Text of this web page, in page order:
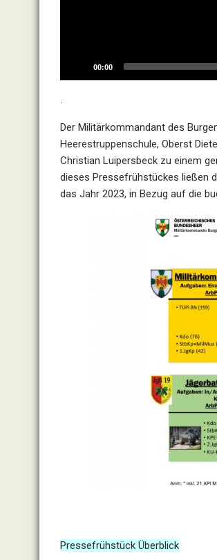
00:00
.
Der Militärkommandant des
Heerestruppenschule, Oberst
Christian Luipersbeck zu einem
dieses Pressefrühstückes ließen
das Jahr 2023, in Bezug auf die
Pressefrühstück Überblick